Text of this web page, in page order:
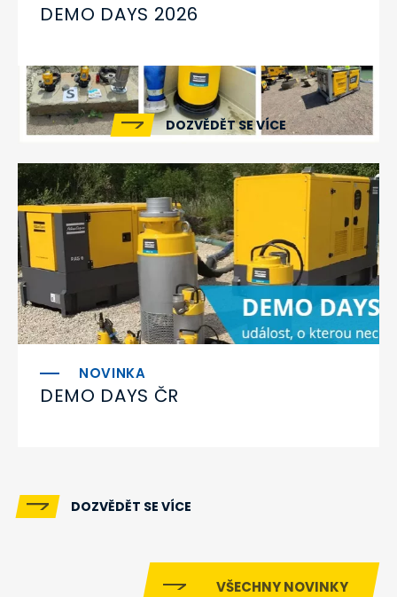
DEMO DAYS 2026
DOZVĚDĚT SE VÍCE
DEMO DAYS ČR
DOZVĚDĚT SE VÍCE
VŠECHNY NOVINKY